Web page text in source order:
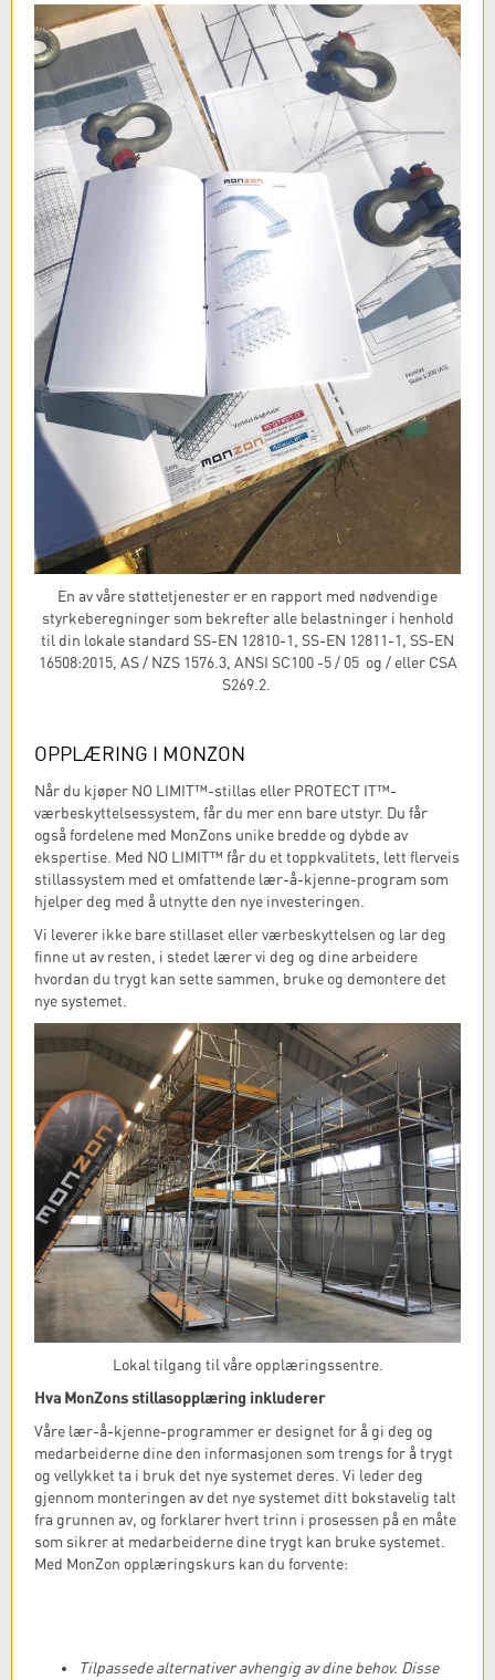
En av våre støttetjenester er en rapport med nødvendige
styrkeberegninger som bekrefter alle belastninger i henhold
til din lokale standard SS-EN 12810-1, SS-EN 12811-1, SS-EN
16508:2015, AS / NZS 1576.3, ANSI SC100 -5 / 05 og / eller CSA
S269.2.
OPPLÆRING I MONZON
Når du kjøper NO LIMIT™-stillas eller PROTECT IT™-
værbeskyttelsessystem, får du mer enn bare utstyr. Du får
også fordelene med MonZons unike bredde og dybde av
ekspertise. Med NO LIMIT™ får du et toppkvalitets, lett flerveis
stillassystem med et omfattende lær-å-kjenne-program som
hjelper deg med å utnytte den nye investeringen.
Vi leverer ikke bare stillaset eller værbeskyttelsen og lar deg
finne ut av resten, i stedet lærer vi deg og dine arbeidere
hvordan du trygt kan sette sammen, bruke og demontere det
nye systemet.
Lokal tilgang til våre opplæringssentre.
Hva MonZons stillasopplæring inkluderer
Våre lær-å-kjenne-programmer er designet for å gi deg og
medarbeiderne dine den informasjonen som trengs for å trygt
og vellykket ta i bruk det nye systemet deres. Vi leder deg
gjennom monteringen av det nye systemet ditt bokstavelig talt
fra grunnen av, og forklarer hvert trinn i prosessen på en måte
som sikrer at medarbeiderne dine trygt kan bruke systemet.
Med MonZon opplæringskurs kan du forvente:
Tilpassede alternativer avhengig av dine behov. Disse